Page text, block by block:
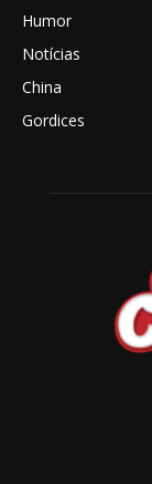
Humor
Notícias
China
Gordices